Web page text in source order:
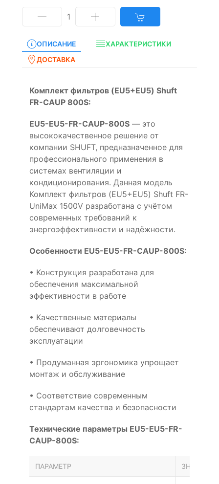
1
ОПИСАНИЕ
ХАРАКТЕРИСТИКИ
ДОСТАВКА
Комплект фильтров (EU5+EU5) Shuft
FR-CAUP 800S:
EU5-EU5-FR-CAUP-800S — это
высококачественное решение от
компании SHUFT, предназначенное для
профессионального применения в
системах вентиляции и
кондиционирования. Данная модель
Комплект фильтров (EU5+EU5) Shuft FR-
UniMax 1500V разработана с учётом
современных требований к
энергоэффективности и надёжности.
Особенности EU5-EU5-FR-CAUP-800S:
• Конструкция разработана для
обеспечения максимальной
эффективности в работе
• Качественные материалы
обеспечивают долговечность
эксплуатации
• Продуманная эргономика упрощает
монтаж и обслуживание
• Соответствие современным
стандартам качества и безопасности
Технические параметры EU5-EU5-FR-
CAUP-800S:
ПАРАМЕТР ЗНАЧЕНИЕ